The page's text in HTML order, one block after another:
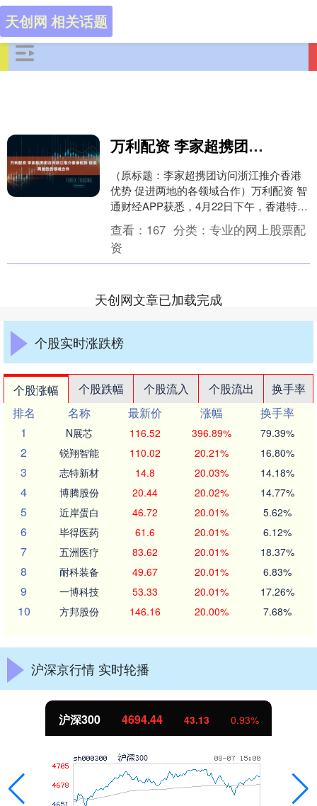
天创网 相关话题
万利配资 李家超携团访问浙江推介香港优势 促进两地的各领域合作
（原标题：李家超携团访问浙江推介香港
优势 促进两地的各领域合作）万利配资 智
通财经APP获悉，4月22日下午，香港特区
行政长官李家超今日和特区政府代表团成
员抵达....
查看： 167 分类： 专业的网上股票配
资
天创网文章已加载完成
个股实时涨跌榜
个股涨幅 个股跌幅 个股流入 个股流出
换手率
排名
名称 最新价 涨幅
换手率
1
N展芯 116.52 396.89% 79.39%
2 锐翔智能 110.02 20.21% 16.80%
3 志特新材 14.8 20.03% 14.18%
4 博腾股份 20.44 20.02% 14.77%
5 近岸蛋白 46.72 20.01% 5.62%
6 毕得医药 61.6 20.01% 6.12%
7 五洲医疗 83.62 20.01% 18.37%
8 耐科装备 49.67 20.01% 6.83%
9 一博科技 53.33 20.01% 17.26%
10 方邦股份 146.16 20.00% 7.68%
沪深京行情 实时轮播
沪深300 4694.44 43.13 0.93%